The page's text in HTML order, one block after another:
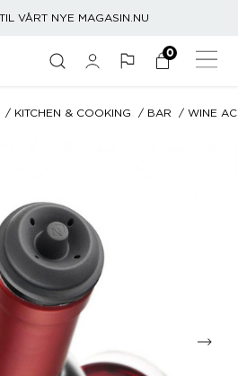
VÅRT NYE MAGASIN.NU
0
KITCHEN & COOKING BAR WINE